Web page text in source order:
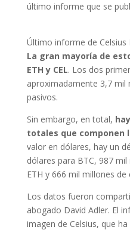
último informe que se
Último informe de
La gran mayoría de
ETH y CEL. Los dos
aproximadamente 3,7 mil
pasivos.
Sin embargo, en total,
totales que componen
valor en dólares, hay un
dólares para BTC, 987
ETH y 666 mil millones de
Los datos fueron
abogado David Adler. El
imagen de Celsius, que